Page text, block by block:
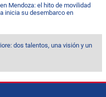
Mendoza: el hito de movilidad
inicia su desembarco en
dos talentos, una visión y un